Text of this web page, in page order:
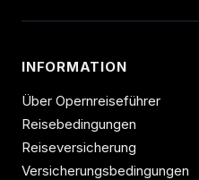
INFORMATION
Über Opernreiseführer
Reisebedingungen
Reiseversicherung
Versicherungsbedingungen